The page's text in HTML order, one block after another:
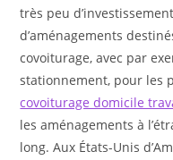
très peu
d’aménagements
covoiturage, avec par
stationnement, pour les
covoiturage domicile
les aménagements à
long. Aux États-Unis